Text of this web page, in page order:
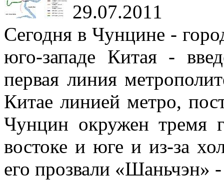
29.07.2011
Сегодня в Чунцине -
юго-западе Китая -
первая линия
Китае линией метро,
Чунцин окружен тремя
востоке и юге и из-за
его прозвали «Шаньчэн»